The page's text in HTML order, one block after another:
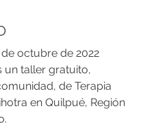
de octubre de 2022
un taller gratuito,
de Terapia
en Quilpué, Región